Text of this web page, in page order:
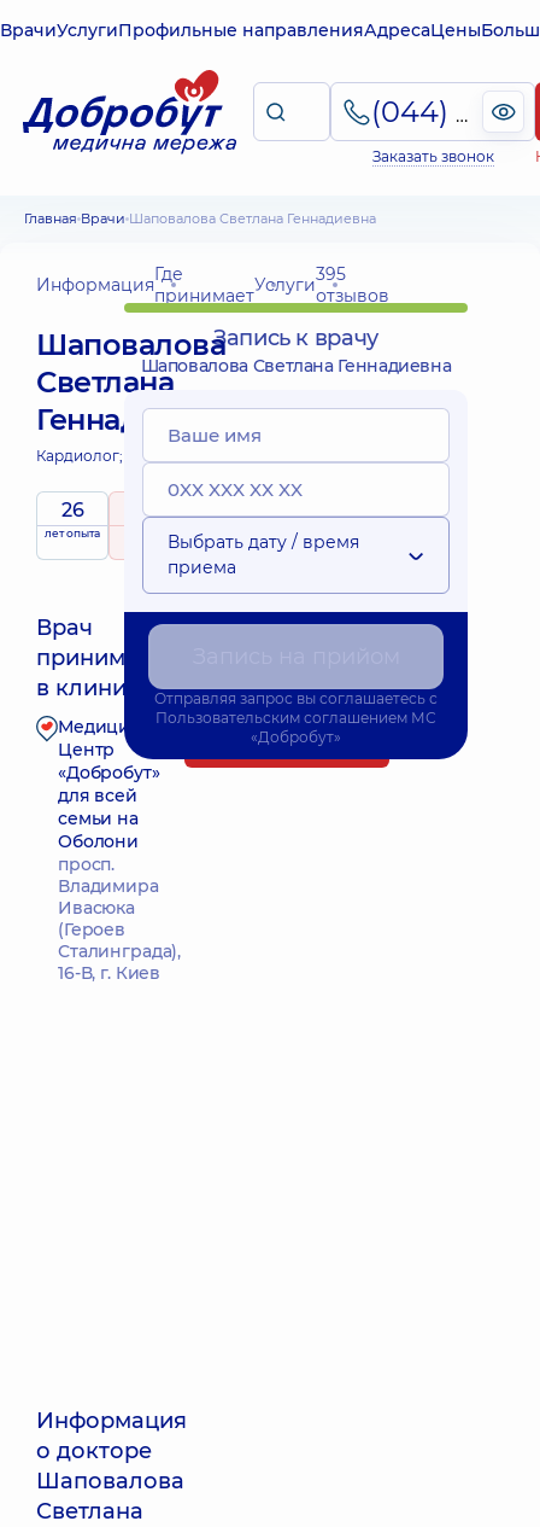
ВрачиУслугиПрофильные направленияАдресаЦены
(044) 495-2-888
Заказать звонок
Главная Врачи Шаповалова Светлана Геннадиевна
ИнформацияГде
принимаетУслуги395
отзывов
Шаповалова
Светлана
Геннадиевна
Кардиолог;
26
лет опыта
5 / 5
рейтингна основе
395 отзывов
Эксперт
Врач
принимает
в клинике
Медицинский
Центр
«Добробут»
для всей
семьи на
Оболони
просп.
Владимира
Ивасюка
(Героев
Сталинграда),
16-В, г. Киев
Запись к врачу
Информация
о докторе
Шаповалова
Светлана
Запись к врачу
Шаповалова Светлана Геннадиевна
Выбрать дату / время
приема
Отправляя запрос вы соглашаетесь с
Пользовательским соглашением МС
«Добробут»